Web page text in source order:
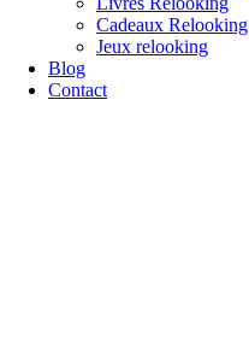
Cadeaux Relooking
Jeux relooking
Blog
Contact